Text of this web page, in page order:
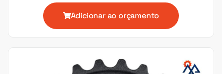
Adicionar ao orçamento